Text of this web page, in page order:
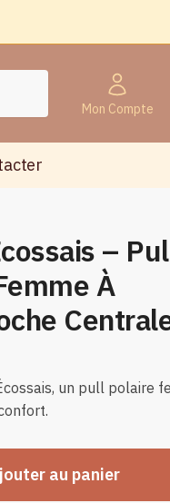
Mon Compte
–
À
un pull polaire
au panier